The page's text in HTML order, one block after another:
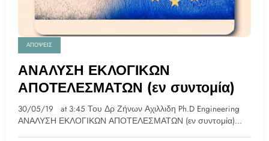
ΑΠΟΨΕΙΣ
ΑΝΑΛΥΣΗ ΕΚΛΟΓΙΚΩΝ
ΑΠΟΤΕΛΕΣΜΑΤΩΝ (εν συντομία)
30/05/19 at 3:45 Του Δρ Ζήνων Αχιλλιδη Ph.D Engineering
ΑΝΑΛΥΣΗ ΕΚΛΟΓΙΚΩΝ ΑΠΟΤΕΛΕΣΜΑΤΩΝ (εν συντομία)…